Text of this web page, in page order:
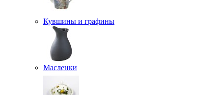
Кувшины и графины
Масленки